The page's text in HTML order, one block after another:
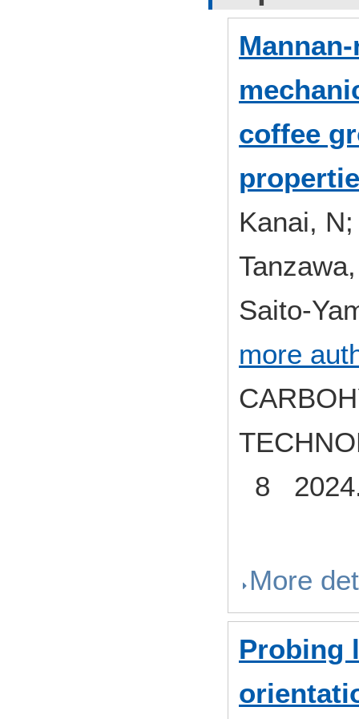
coffee
Kanai,
Saito-
more
8
More
Probing